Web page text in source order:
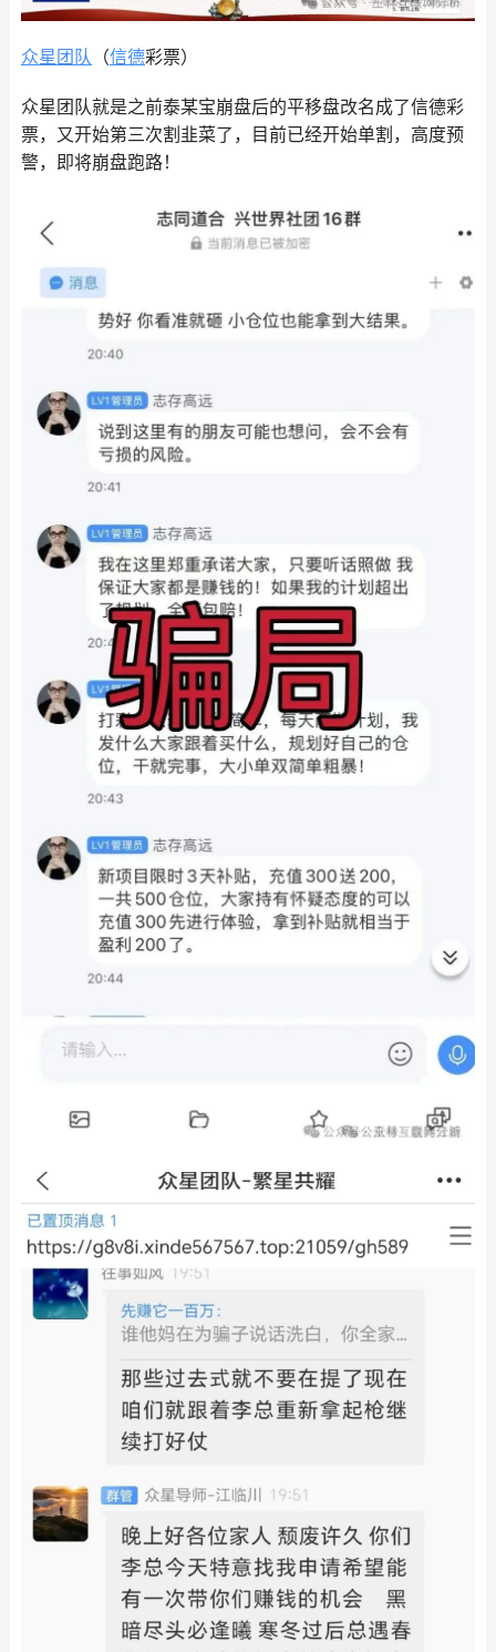
众星团队 （信德彩票）
众星团队就是之前泰某宝崩盘后的平移盘改名成了信德彩
票，又开始第三次割韭菜了，目前已经开始单割，高度预
警，即将崩盘跑路！